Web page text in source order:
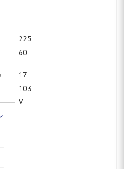
225
60
17
103
V